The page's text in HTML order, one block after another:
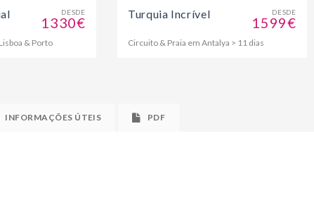
DESDE
1330€
& Porto
DESDE
1599€
Turquia Incrível
Circuito & Praia em Antalya > 11 dias
INFORMAÇÕES ÚTEIS PDF